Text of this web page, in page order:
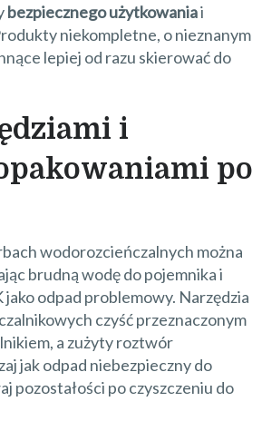
bezpiecznego użytkowaniai
niekompletne, o nieznanym
lepiej od razu skierować do
i
po
wodorozcieńczalnych można
brudną wodę do pojemnika i
jako odpad problemowy. Narzędzia
czyść przeznaczonym
a zużyty roztwór
jak odpad niebezpieczny do
pozostałości po czyszczeniu do